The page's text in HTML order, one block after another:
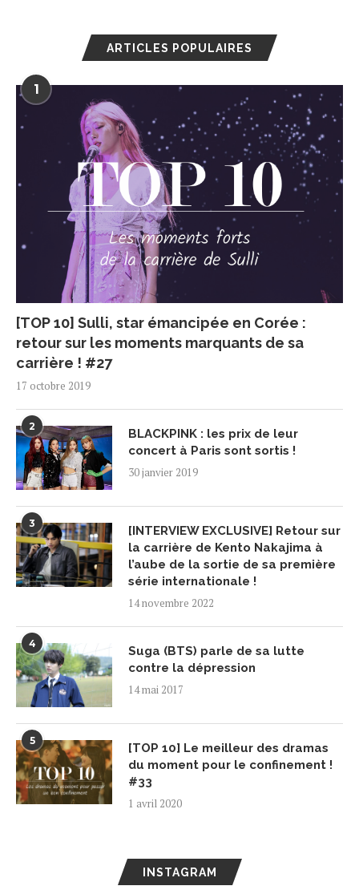
ARTICLES POPULAIRES
1
[TOP 10] Sulli, star émancipée en Corée :
retour sur les moments marquants de sa
carrière ! #27
17 octobre 2019
2
BLACKPINK : les prix de leur
concert à Paris sont sortis !
30 janvier 2019
3
[INTERVIEW EXCLUSIVE] Retour sur
la carrière de Kento Nakajima à
l’aube de la sortie de sa première
série internationale !
14 novembre 2022
4
Suga (BTS) parle de sa lutte
contre la dépression
14 mai 2017
5
[TOP 10] Le meilleur des dramas
du moment pour le confinement !
#33
1 avril 2020
INSTAGRAM